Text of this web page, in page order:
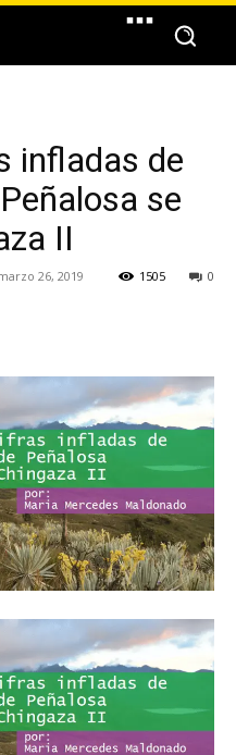
infladas de
se
II
26, 2019 0
1505